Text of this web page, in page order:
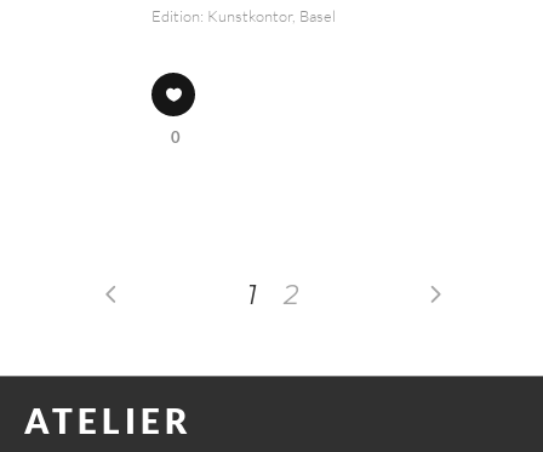
Edition: Kunstkontor, Basel
0
1 2
ATELIER